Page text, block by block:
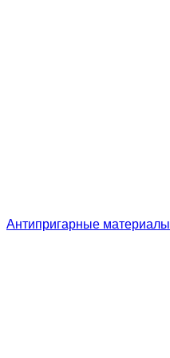
Антипригарные материалы